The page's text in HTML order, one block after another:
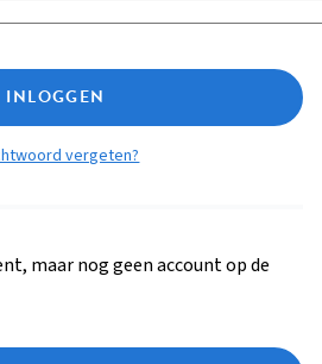
INLOGGEN
vergeten?
maar nog geen account op de